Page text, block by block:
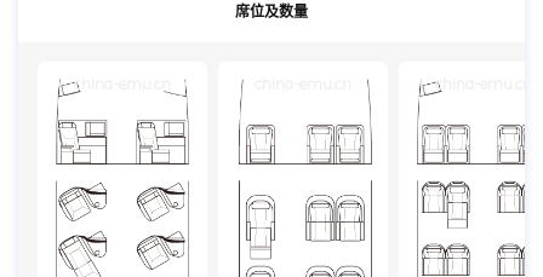
席位及数量
china-emu.cn china-emu.cn